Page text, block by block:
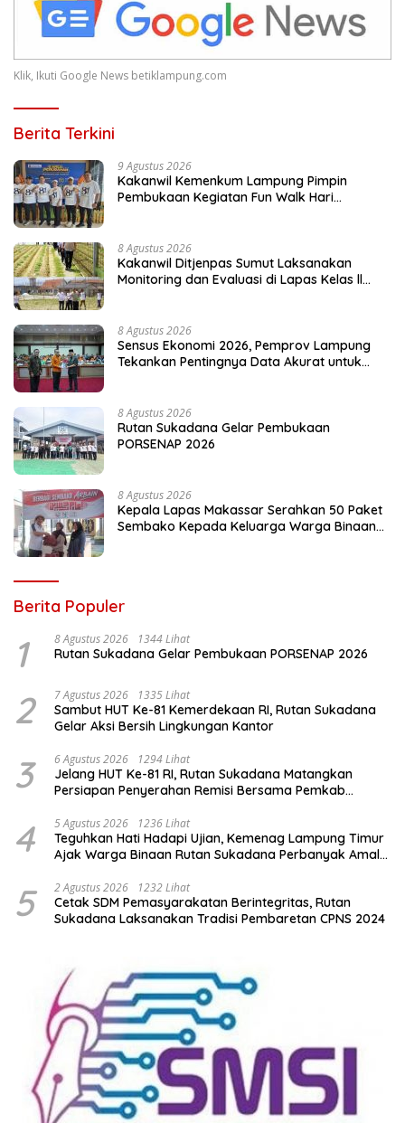
Klik, Ikuti Google News betiklampung.com
Berita Terkini
9 Agustus 2026
Kakanwil Kemenkum Lampung Pimpin
Pembukaan Kegiatan Fun Walk Hari
8 Agustus 2026
Kakanwil Ditjenpas Sumut Laksanakan
Monitoring dan Evaluasi di Lapas Kelas ll
8 Agustus 2026
Sensus Ekonomi 2026, Pemprov Lampung
Tekankan Pentingnya Data Akurat untuk
8 Agustus 2026
Rutan Sukadana Gelar Pembukaan
PORSENAP 2026
8 Agustus 2026
Kepala Lapas Makassar Serahkan 50 Paket
Sembako Kepada Keluarga Warga Binaan
Berita Populer
1 8 Agustus 2026 1344 Lihat
Rutan Sukadana Gelar Pembukaan PORSENAP 2026
2 7 Agustus 2026 1335 Lihat
Sambut HUT Ke-81 Kemerdekaan RI, Rutan Sukadana
Gelar Aksi Bersih Lingkungan Kantor
3 6 Agustus 2026 1294 Lihat
Jelang HUT Ke-81 RI, Rutan Sukadana Matangkan
Persiapan Penyerahan Remisi Bersama Pemkab
4 5 Agustus 2026 1236 Lihat
Teguhkan Hati Hadapi Ujian, Kemenag Lampung Timur
Ajak Warga Binaan Rutan Sukadana Perbanyak Amal
5 2 Agustus 2026 1232 Lihat
Cetak SDM Pemasyarakatan Berintegritas, Rutan
Sukadana Laksanakan Tradisi Pembaretan CPNS 2024